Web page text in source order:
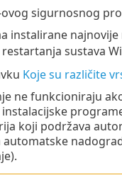
ovog sigurnosnog
instalirane
sustava
Koje su različite
ne funkcioniraju
koji podržava